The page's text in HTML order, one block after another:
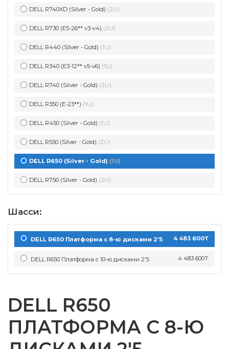
DELL R740XD (Silver - Gold) (2U)
DELL R730 (E5-26** v3-v4) (2U)
DELL R440 (Silver - Gold) (1U)
DELL R340 (E3-12** v5-v6) (1U)
DELL R740 (Silver - Gold) (2U)
DELL R350 (E-23**) (1U)
DELL R450 (Silver - Gold) (1U)
DELL R550 (Silver - Gold) (2U)
DELL R650 (Silver - Gold) (1U)
DELL R750 (Silver - Gold) (2U)
Шасси:
DELL R650 Платформа с 8-ю дисками 2'5 4 483 600₸
DELL R650 Платформа с 10-ю дисками 2'5 4 483 600₸
DELL R650
ПЛАТФОРМА С 8-Ю